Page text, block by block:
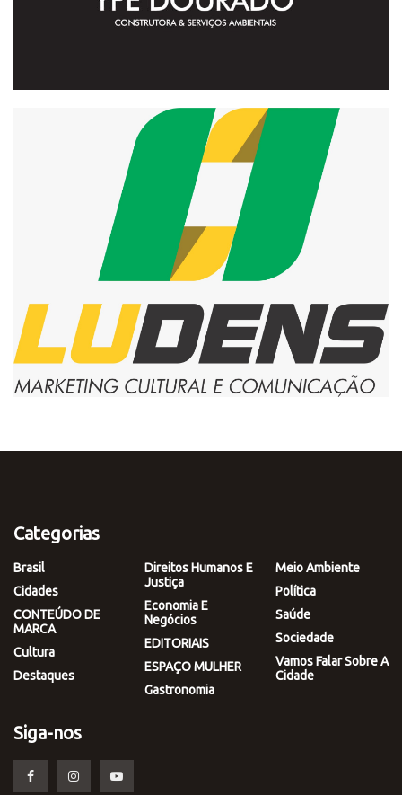
Categorias
Brasil
Cidades
CONTEÚDO DE
MARCA
Cultura
Destaques
Direitos Humanos E
Justiça
Economia E
Negócios
EDITORIAIS
ESPAÇO MULHER
Gastronomia
Meio Ambiente
Política
Saúde
Sociedade
Vamos Falar Sobre A
Cidade
Siga-nos